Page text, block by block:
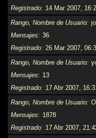
Registrado
14 Mar 2007,
Rango, Nombre de Usuario
Mensajes
36
Registrado 26 Mar 2007,
Rango, Nombre de Usuario
Mensajes
13
Registrado
17 Abr 2007,
Rango, Nombre de Usuario
Mensajes
1878
Registrado
17 Abr 2007,